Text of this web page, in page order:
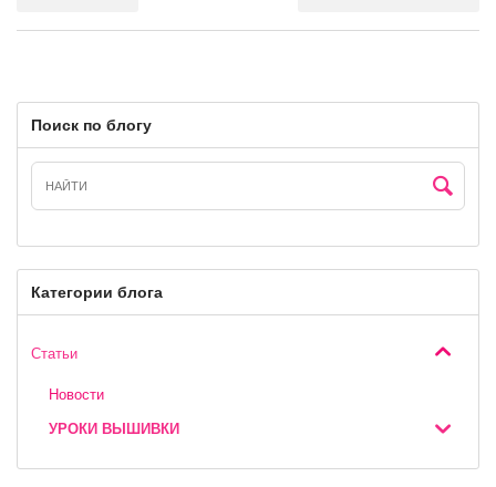
Поиск по блогу
Категории блога
Статьи
Новости
УРОКИ ВЫШИВКИ